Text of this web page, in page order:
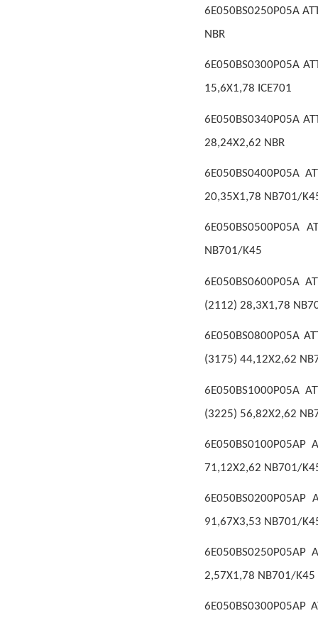
6E050BS0250P05A
NBR
6E050BS0300P05A
15,6X1,78 ICE701
6E050BS0340P05A
28,24X2,62 NBR
6E050BS0400P05A
20,35X1,78 NB701/
6E050BS0500P05A
NB701/K45
6E050BS0600P05A
(2112) 28,3X1,78
6E050BS0800P05A
(3175) 44,12X2,62
6E050BS1000P05A
(3225) 56,82X2,62
6E050BS0100P05AP
71,12X2,62 NB701/
6E050BS0200P05AP
91,67X3,53 NB701/
6E050BS0250P05AP
2,57X1,78 NB701/K45
6E050BS0300P05AP